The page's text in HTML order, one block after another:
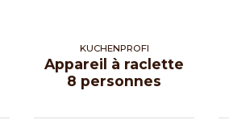
KUCHENPROFI
Appareil à raclette
8 personnes